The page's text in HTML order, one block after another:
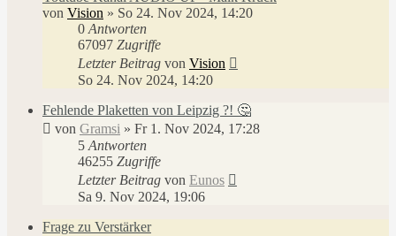
von Vision » So 24. Nov 2024, 14:20
0 Antworten
67097 Zugriffe
Letzter Beitrag von Vision
So 24. Nov 2024, 14:20
Fehlende Plaketten von Leipzig ?! 🤔
von Gramsi » Fr 1. Nov 2024, 17:28
5 Antworten
46255 Zugriffe
Letzter Beitrag von Eunos
Sa 9. Nov 2024, 19:06
Frage zu Verstärker